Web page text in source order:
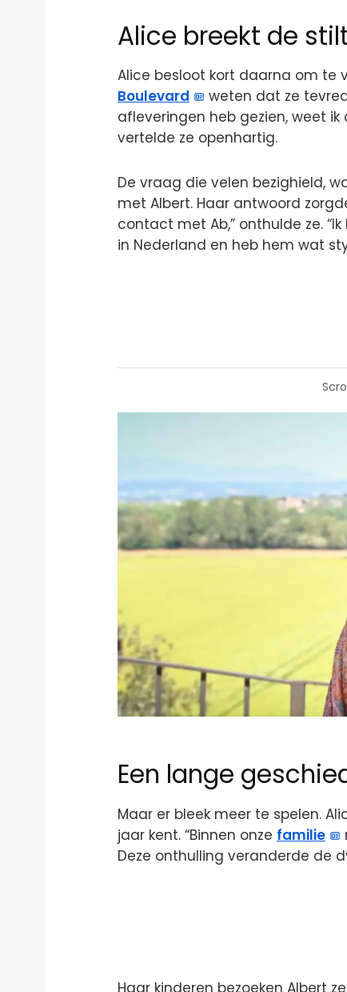
Alice breekt de
Alice besloot kort daarna om te
Boulevard
weten dat ze
afleveringen heb gezien, weet
vertelde ze openhartig.
De vraag die velen bezighield,
met Albert. Haar antwoord
contact met Ab,” onthulde ze.
in Nederland en heb hem wat
Een lange
Maar er bleek meer te spelen.
jaar kent. “Binnen onze familie
Deze onthulling veranderde de